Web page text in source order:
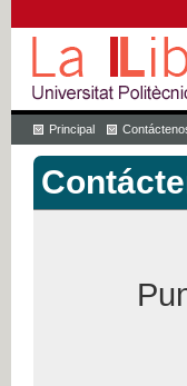
Principal